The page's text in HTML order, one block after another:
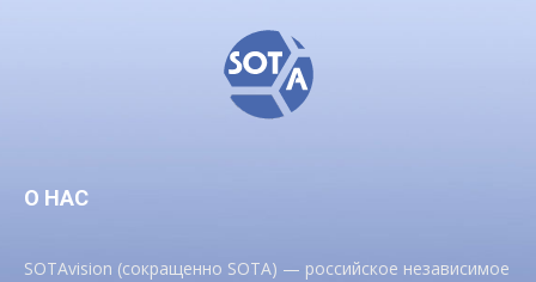
О НАС
SOTAvision (сокращенно SOTA) — российское независимое